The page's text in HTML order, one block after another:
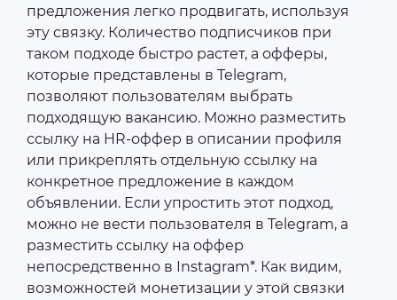
предложения легко продвигать, используя
эту связку. Количество подписчиков при
таком подходе быстро растет, а офферы,
которые представлены в Telegram,
позволяют пользователям выбрать
подходящую вакансию. Можно разместить
ссылку на HR-оффер в описании профиля
или прикреплять отдельную ссылку на
конкретное предложение в каждом
объявлении. Если упростить этот подход,
можно не вести пользователя в Telegram, а
разместить ссылку на оффер
непосредственно в Instagram*. Как видим,
возможностей монетизации у этой связки